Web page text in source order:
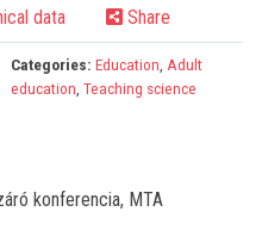
data Share
Categories: Education, Adult
education, Teaching science
konferencia, MTA